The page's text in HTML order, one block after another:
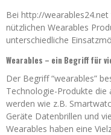
Bei http://
nützlichen Wearables
unterschiedliche
Wearables – ein Begriff für
Der Begriff “wearables”
Technologie-Produkte
werden wie z.B.
Geräte Datenbrillen und
Wearables haben eine